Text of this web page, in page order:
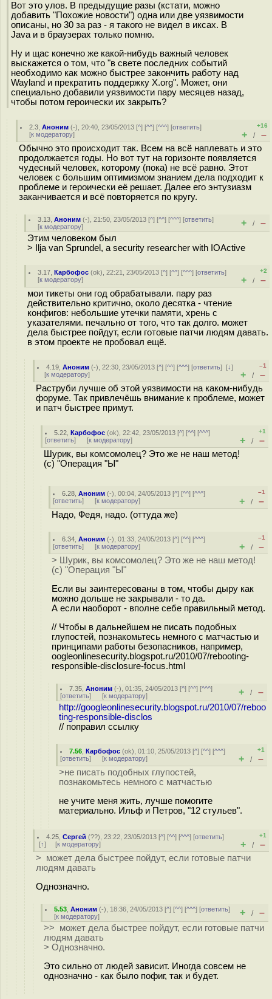
Вот это улов. В предыдущие разы (кстати, можно
добавить "Похожие новости") одна или две уязвимости
описаны, но 30 за раз - я такого не видел в иксах. В
Java и в браузерах только помню.
Ну и щас конечно же какой-нибудь важный человек
выскажется о том, что "в свете последних событий
необходимо как можно быстрее закончить работу над
Wayland и прекратить поддержку X.org". Может, они
специально добавили уязвимости пару месяцев назад,
чтобы потом героически их закрыть?
2.3 ,Аноним (-), 20:40, 23/05/2013 [^] [^^] [^^^] [ответить]
[к модератору]
+16
+ / –
Обычно это происходит так. Всем на всё наплевать и это
продолжается годы. Но вот тут на горизонте появляется
чудесный человек, которому (пока) не всё равно. Этот
человек с большим оптимизмом знанием дела подходит к
проблеме и героически её решает. Далее его энтузиазм
заканчивается и всё повторяется по кругу.
3.13 ,Аноним (-), 21:50, 23/05/2013 [^] [^^] [^^^] [ответить]
[к модератору] + / –
Этим человеком был
> Ilja van Sprundel, a security researcher with IOActive
3.17 ,Карбофос (ok), 22:21, 23/05/2013 [^] [^^] [^^^] [ответить]
[к модератору]
+2
+ / –
мои тикеты они год обрабатывали. пару раз
действительно критично, около десятка - чтение
конфигов: небольшие утечки памяти, хрень с
указателями. печально от того, что так долго. может
дела быстрее пойдут, если готовые патчи людям давать.
в этом проекте не пробовал ещё.
4.19 ,Аноним (-), 22:30, 23/05/2013 [^] [^^] [^^^] [ответить][↓]
[к модератору]
–1
+ / –
Раструби лучше об этой уязвимости на каком-нибудь
форуме. Так привлечёшь внимание к проблеме, может
и патч быстрее примут.
5.22 ,Карбофос (ok), 22:42, 23/05/2013 [^] [^^] [^^^]
[ответить] [к модератору]
+1
+ / –
Шурик, вы комсомолец? Это же не наш метод!
(с) "Операция "Ы"
6.28 ,Аноним (-), 00:04, 24/05/2013 [^] [^^] [^^^]
[ответить] [к модератору]
–1
+ / –
Надо, Федя, надо. (оттуда же)
6.34 ,Аноним (-), 01:33, 24/05/2013 [^] [^^] [^^^]
[ответить] [к модератору]
–1
+ / –
> Шурик, вы комсомолец? Это же не наш метод!
(с) "Операция "Ы"
Если вы заинтересованы в том, чтобы дыру как
можно дольше не закрывали - то да.
А если наоборот - вполне себе правильный метод.
// Чтобы в дальнейшем не писать подобных
глупостей, познакомьтесь немного с матчастью и
принципами работы безопасников, например,
oogleonlinesecurity.blogspot.ru/2010/07/rebooting-
responsible-disclosure-focus.html
7.35 ,Аноним (-), 01:35, 24/05/2013 [^] [^^] [^^^]
[ответить] [к модератору] + / –
http://googleonlinesecurity.blogspot.ru/2010/07/reboo
ting-responsible-disclos
// поправил ссылку
7.56 ,Карбофос (ok), 01:10, 25/05/2013 [^] [^^] [^^^]
[ответить] [к модератору]
+1
+ / –
>не писать подобных глупостей,
познакомьтесь немного с матчастью
не учите меня жить, лучше помогите
материально. Ильф и Петров, "12 стульев".
4.25 ,Сергей (??), 23:22, 23/05/2013 [^] [^^] [^^^] [ответить]
[↑] [к модератору]
+1
+ / –
> может дела быстрее пойдут, если готовые патчи
людям давать
Однозначно.
5.53 ,Аноним (-), 18:36, 24/05/2013 [^] [^^] [^^^] [ответить]
[к модератору] + / –
>> может дела быстрее пойдут, если готовые патчи
людям давать
> Однозначно.
Это сильно от людей зависит. Иногда совсем не
однозначно - как было пофиг, так и будет.